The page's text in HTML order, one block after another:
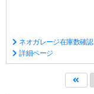
ネオガレージ在庫数確認
詳細ページ